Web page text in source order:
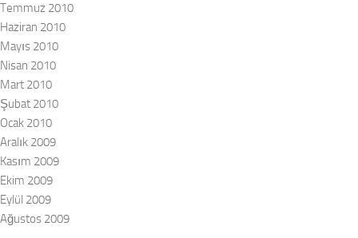
Temmuz 2010
Haziran 2010
Mayıs 2010
Nisan 2010
Mart 2010
Şubat 2010
Ocak 2010
Aralık 2009
Kasım 2009
Ekim 2009
Eylül 2009
Ağustos 2009